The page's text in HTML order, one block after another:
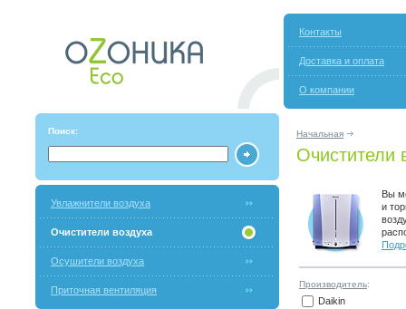
Контакты
Доставка и оплата
О компании
Поиск: Начальная
Очистители
Увлажнители воздуха
Очистители воздуха
Осушители воздуха
Приточная вентиляция
Вы
и
Производитель:
Daikin